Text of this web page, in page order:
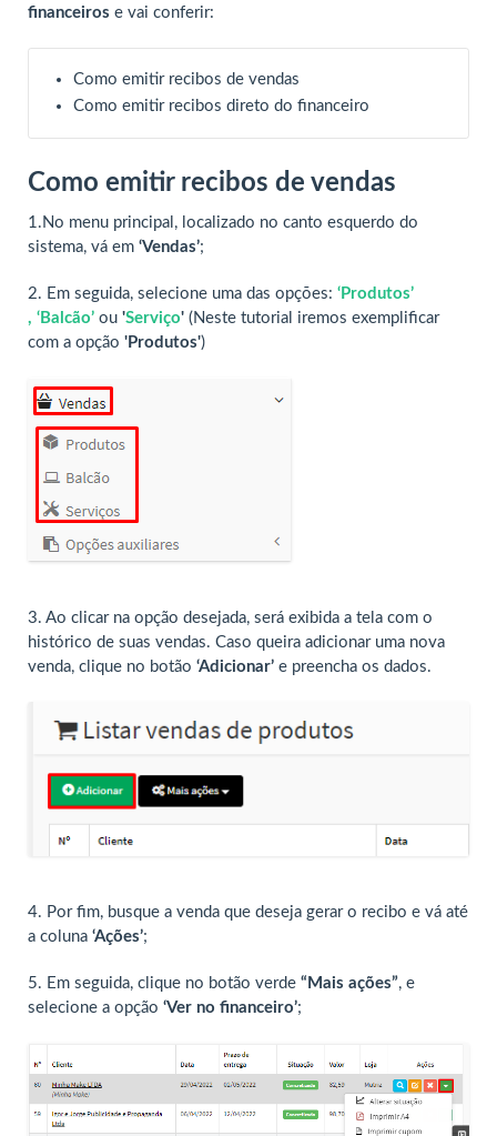
financeiros e vai conferir:
Como emitir recibos de vendas
Como emitir recibos direto do financeiro
Como emitir recibos de vendas
1.No menu principal, localizado no canto esquerdo do
sistema, vá em ‘Vendas’;
2. Em seguida, selecione uma das opções: ‘ Produtos’
, ‘ Balcão’ ou 'Serviço' (Neste tutorial iremos exemplificar
com a opção 'Produtos')
3. Ao clicar na opção desejada, será exibida a tela com o
histórico de suas vendas. Caso queira adicionar uma nova
venda, clique no botão ‘Adicionar’ e preencha os dados.
4. Por fim, busque a venda que deseja gerar o recibo e vá até
a coluna ‘Ações’;
5. Em seguida, clique no botão verde “Mais ações”, e
selecione a opção ‘Ver no financeiro’;